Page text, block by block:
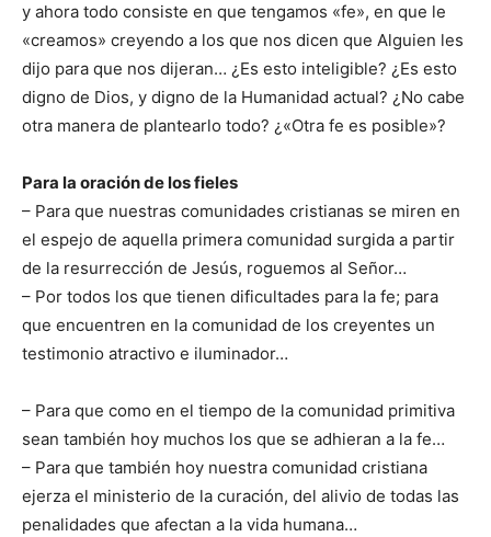
y ahora todo consiste en que tengamos «fe», en que le
«creamos» creyendo a los que nos dicen que Alguien les
dijo para que nos dijeran… ¿Es esto inteligible? ¿Es esto
digno de Dios, y digno de la Humanidad actual? ¿No cabe
otra manera de plantearlo todo? ¿«Otra fe es posible»?
Para la oración de los fieles
– Para que nuestras comunidades cristianas se miren en
el espejo de aquella primera comunidad surgida a partir
de la resurrección de Jesús, roguemos al Señor…
– Por todos los que tienen dificultades para la fe; para
que encuentren en la comunidad de los creyentes un
testimonio atractivo e iluminador…
– Para que como en el tiempo de la comunidad primitiva
sean también hoy muchos los que se adhieran a la fe…
– Para que también hoy nuestra comunidad cristiana
ejerza el ministerio de la curación, del alivio de todas las
penalidades que afectan a la vida humana…